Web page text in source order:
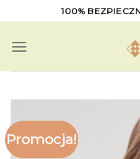
to
content
100%
Promocja!